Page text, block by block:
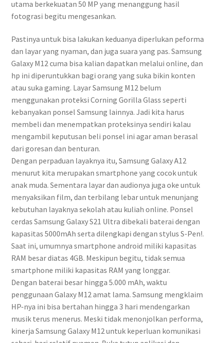
utama berkekuatan 50 MP yang menanggung hasil
fotograsi begitu mengesankan.
Pastinya untuk bisa lakukan keduanya diperlukan peforma
dan layar yang nyaman, dan juga suara yang pas. Samsung
Galaxy M12 cuma bisa kalian dapatkan melalui online, dan
hp ini diperuntukkan bagi orang yang suka bikin konten
atau suka gaming. Layar Samsung M12 belum
menggunakan proteksi Corning Gorilla Glass seperti
kebanyakan ponsel Samsung lainnya. Jadi kita harus
membeli dan menempatkan proteksinya sendiri kalau
mengambil keputusan beli ponsel ini agar aman berasal
dari goresan dan benturan.
Dengan perpaduan layaknya itu, Samsung Galaxy A12
menurut kita merupakan smartphone yang cocok untuk
anak muda. Sementara layar dan audionya juga oke untuk
menyaksikan film, dan terbilang lebar untuk menunjang
kebutuhan layaknya sekolah atau kuliah online. Ponsel
cerdas Samsung Galaxy S21 Ultra dibekali baterai dengan
kapasitas 5000mAh serta dilengkapi dengan stylus S-Pen!.
Saat ini, umumnya smartphone android miliki kapasitas
RAM besar diatas 4GB. Meskipun begitu, tidak semua
smartphone miliki kapasitas RAM yang longgar.
Dengan baterai besar hingga 5.000 mAh, waktu
penggunaan Galaxy M12 amat lama. Samsung mengklaim
HP-nya ini bisa bertahan hingga 3 hari mendengarkan
musik terus menerus. Meski tidak menonjolkan performa,
kinerja Samsung Galaxy M12 untuk keperluan komunikasi